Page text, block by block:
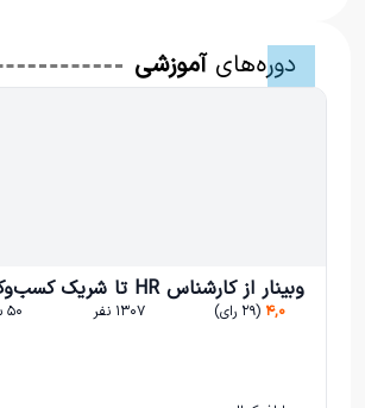
دوره‌هایآموزشی
وبینار از کارشناس HR تا شریک کسب‌وکار (HRBP)
۴,۰ (۲۹ رای) ۱۳۰۷ نفر